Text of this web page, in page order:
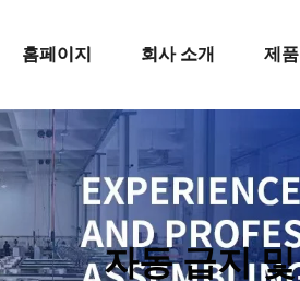
홈페이지 회사 소개 제품
자동 급지